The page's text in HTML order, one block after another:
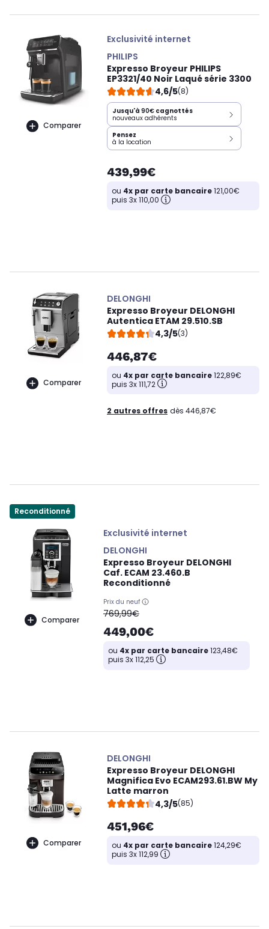
Comparer
Exclusivité internet
PHILIPS
Expresso Broyeur PHILIPS
EP3321/40 Noir Laqué série 3300
4,6/5(8)
Jusqu'à 90€ cagnottés
nouveaux adhérents
Pensez
à la location
439,99€
ou 4x par carte bancaire121,00€
puis 3x 110,00
Comparer
DELONGHI
Expresso Broyeur DELONGHI
Autentica ETAM 29.510.SB
4,3/5(3)
446,87€
ou 4x par carte bancaire122,89€
puis 3x 111,72
2 autres offres dès 446,87€
Reconditionné
Comparer
Exclusivité internet
DELONGHI
Expresso Broyeur DELONGHI
Caf. ECAM 23.460.B
Reconditionné
Prix du neuf
oldPrice
769,99€
449,00€
ou 4x par carte bancaire123,48€
puis 3x 112,25
Comparer
DELONGHI
Expresso Broyeur DELONGHI
Magnifica Evo ECAM293.61.BW My
Latte marron
4,3/5(85)
451,96€
ou 4x par carte bancaire124,29€
puis 3x 112,99